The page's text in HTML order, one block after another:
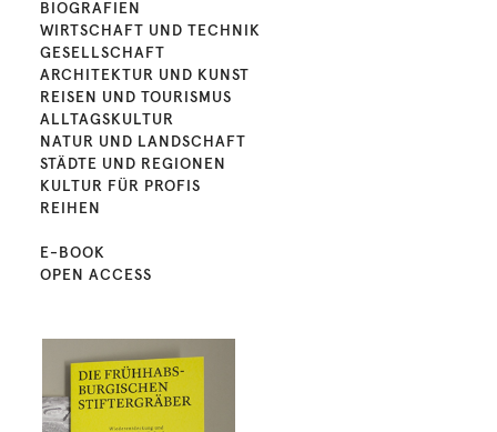
BIOGRAFIEN
WIRTSCHAFT UND TECHNIK
GESELLSCHAFT
ARCHITEKTUR UND KUNST
REISEN UND TOURISMUS
ALLTAGSKULTUR
NATUR UND LANDSCHAFT
STÄDTE UND REGIONEN
KULTUR FÜR PROFIS
REIHEN
E-BOOK
OPEN ACCESS